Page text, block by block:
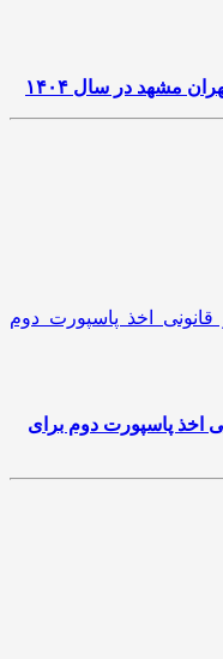
مشهد در سال ۱۴۰۴
اخذ پاسپورت دوم برای